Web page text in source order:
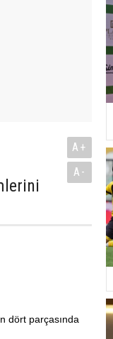
A+
A-
dört parçasında